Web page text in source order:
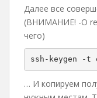
Далее все
(ВНИМАНИЕ! -O
чего)
ssh-keygen -t
… И копируем